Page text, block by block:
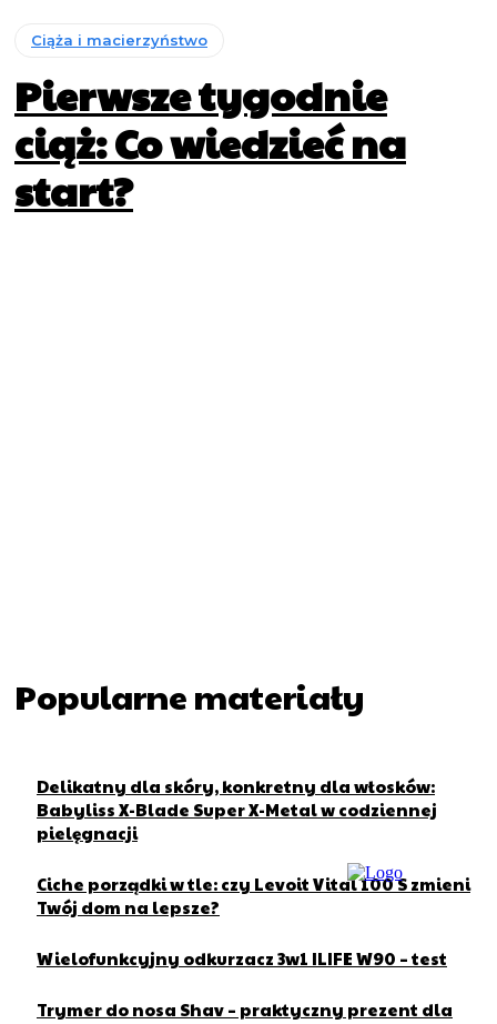
Ciąża i macierzyństwo
Pierwsze tygodnie
ciąż: Co wiedzieć na
start?
Popularne materiały
Delikatny dla skóry, konkretny dla włosków:
Babyliss X-Blade Super X-Metal w codziennej
pielęgnacji
Ciche porządki w tle: czy Levoit Vital 100 S zmieni
Twój dom na lepsze?
Wielofunkcyjny odkurzacz 3w1 ILIFE W90 – test
Trymer do nosa Shav – praktyczny prezent dla